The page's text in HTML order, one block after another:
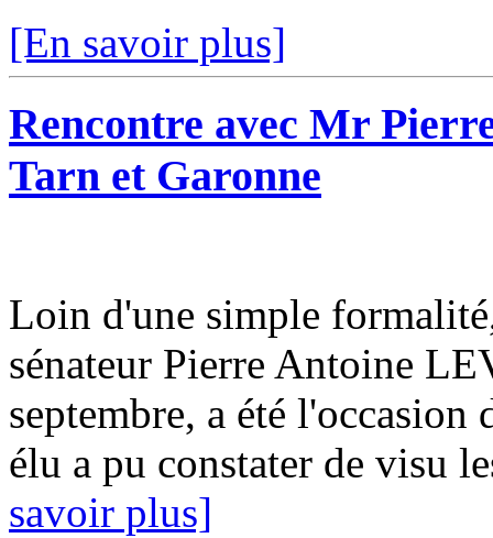
[En savoir plus]
Rencontre avec Mr
Tarn et Garonne
Loin d'une simple
sénateur Pierre Antoine
septembre, a été
élu a pu constater de visu
savoir plus]